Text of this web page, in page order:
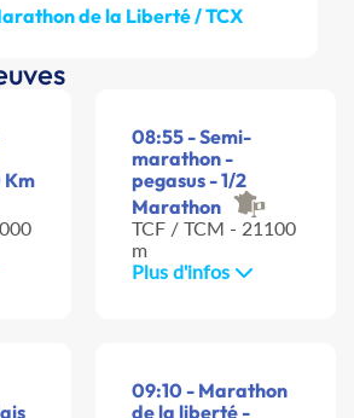
de la Liberté / TCX
Km
08:55 - Semi-
marathon -
pegasus - 1/2
Marathon
TCF / TCM - 21100
m
Plus d'infos
09:10 - Marathon
de la liberté -